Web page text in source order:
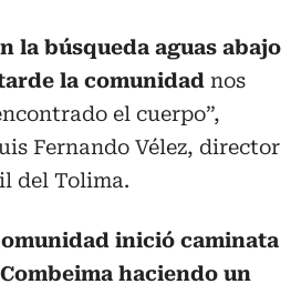
la búsqueda aguas abajo
la comunidad nos
el cuerpo”,
Fernando Vélez, director
del Tolima.
inició caminata
haciendo un